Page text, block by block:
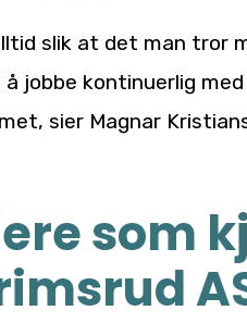
slik at det man tror
jobbe kontinuerlig
sier Magnar
som